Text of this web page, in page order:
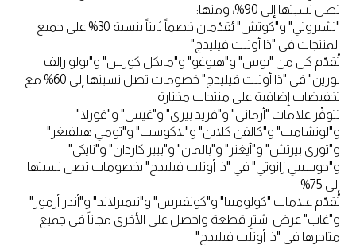
تصل نسبتها إلى 90%، ومنها:
"تشيروتي" و"كوتش" يُقدّمان خصماً ثابتاً بنسبة 30% على جميع
المنتجات في "ذا أوتلت فيليدج"
تُقدّم كل من "بوس" و"هيوغو" و"مايكل كورس" و"بولو رالف
لورين" في "ذا أوتلت فيليدج" خصومات تصل نسبتها إلى 60% مع
تخفيضات إضافية على منتجات مختارة
تتوفّر علامات "أرماني" و"فريد بيري" و"غيس" و"فورلا"
و"لونشامب" و"كالفن كلاين" و"لاكوست" و"تومي هيلفيغر"
و"توري بيرتش" و"أيغنر" و"بالمان" و"بيير كاردان" و"نايكي"
و"جوسيبي زانوتي" في "ذا أوتلت فيليدج" بخصومات تصل نسبتها
إلى 75%
تُقدّم علامات "كولومبيا" و"كونفيرس" و"تيمبرلاند" و"أندر أرمور"
و"غاب" عرض اشترِ قطعة واحصل على الأخرى مجاناً في جميع
متاجرها في "ذا أوتلت فيليدج"